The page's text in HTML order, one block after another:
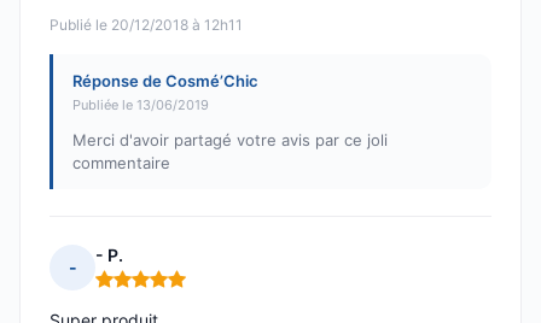
Publié le 20/12/2018 à 12h11
Réponse de Cosmé’Chic
Publiée le 13/06/2019
Merci d'avoir partagé votre avis par ce joli
commentaire
-
- P.
Note : 5 sur 5